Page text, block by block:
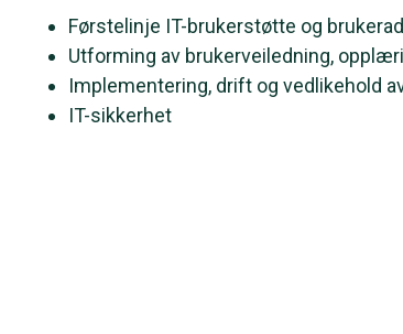
Førstelinje IT-brukerstøtte og
Utforming av brukerveiledning,
Implementering, drift og vedlikehold
IT-sikkerhet